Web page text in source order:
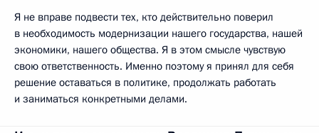
Я не вправе подвести тех, кто действительно поверил
в необходимость модернизации нашего государства, нашей
экономики, нашего общества. Я в этом смысле чувствую
свою ответственность. Именно поэтому я принял для себя
решение оставаться в политике, продолжать работать
и заниматься конкретными делами.